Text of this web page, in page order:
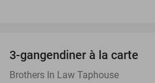
3-gangendiner à la carte
Brothers In Law Taphouse